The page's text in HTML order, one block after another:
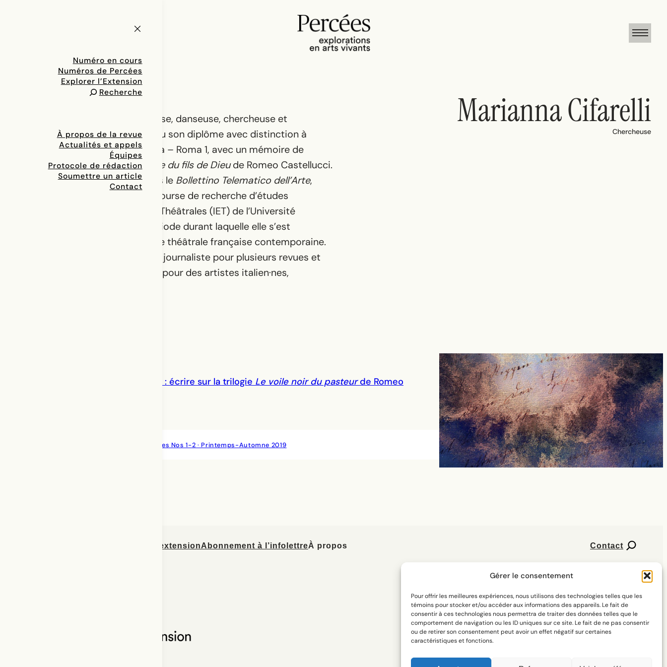
Gérer le consentement
Pour offrir les meilleures expériences, nous utilisons des technologies telles que les
témoins pour stocker et/ou accéder aux informations des appareils. Le fait de
consentir à ces technologies nous permettra de traiter des données telles que le
comportement de navigation ou les ID uniques sur ce site. Le fait de ne pas consentir
ou de retirer son consentement peut avoir un effet négatif sur certaines
caractéristiques et fonctions.
Numéro en cours
Numéros de Percées
Explorer l’Extension
Recherche
À propos de la revue
Actualités et appels
Équipes
Protocole de rédaction
Soumettre un article
Contact
Marianna Cifarelli est performeuse, danseuse, chercheuse et
journaliste italienne. Elle a obtenu son diplôme avec distinction à
l’Université de Rome, La Sapienza – Roma 1, avec un mémoire de
maîtriseSur le concept du visage du fils de Dieude Romeo Castellucci.
Elle a publié ses recherches dans le Bollettino Telematico dell’Arte,
774. En 2017, elle a reçu une bourse de recherche d’études
supérieures à l’Institut d’Études Théâtrales (IET) de l’Université
Sorbonne Nouvelle – Paris 3, période durant laquelle elle s’est
intéressée à l’étude de la critique théâtrale française contemporaine.
Aujourd’hui, elle travaille comme journaliste pour plusieurs revues et
comme performeuse-danseuse pour des artistes italien·nes,
Marianna Cifarelli
Chercheuse
Un regard sur la critique française : écrire sur la trilogie Le voile noir du pasteurde Romeo
Percées Nos 1-2 · Printemps-Automne 2019
Explorer l’extensionAbonnement à l’infolettreÀ propos Contact